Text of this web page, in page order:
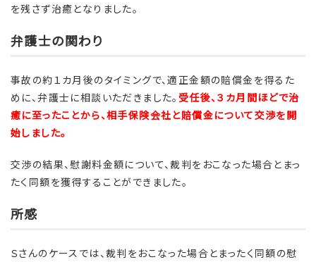
を残さず治癒となりました。
弁護士の関わり
事故の約１カ月後のタイミングで、適正金額の賠償金を得るた
めに、弁護士に相談いただきました。 受任後、３カ月間ほどで治
癒に至ったことから、相手保険会社と賠償金について交渉を開
始しました。
交渉の結果、慰謝料金額について、裁判をおこなった場合とまっ
たく同額を獲得することができました。
所感
Ｓさんのケースでは、裁判をおこなった場合とまったく同額の慰